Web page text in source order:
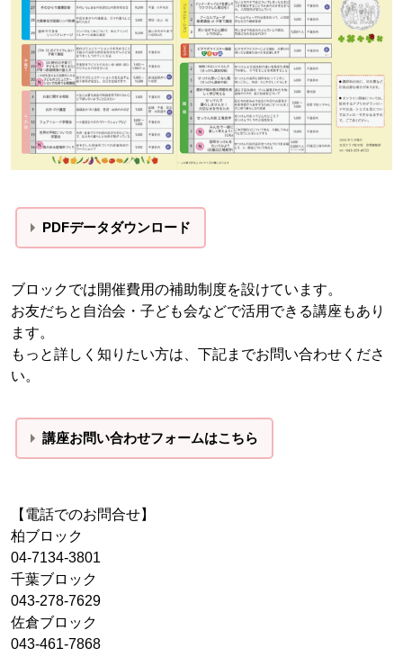
PDFデータダウンロード
ブロックでは開催費用の補助制度を設けています。
お友だちと自治会・子ども会などで活用できる講座もあり
ます。
もっと詳しく知りたい方は、下記までお問い合わせくださ
い。
講座お問い合わせフォームはこちら
【電話でのお問合せ】
柏ブロック
04-7134-3801
千葉ブロック
043-278-7629
佐倉ブロック
043-461-7868